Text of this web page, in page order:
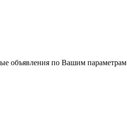
объявления по Вашим параметрам